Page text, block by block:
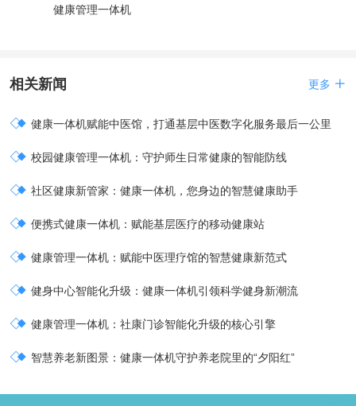
健康管理一体机
相关新闻 更多 
 健康一体机赋能中医馆，打通基层中医数字化服务最后一公里
 校园健康管理一体机：守护师生日常健康的智能防线
 社区健康新管家：健康一体机，您身边的智慧健康助手
 便携式健康一体机：赋能基层医疗的移动健康站
 健康管理一体机：赋能中医理疗馆的智慧健康新范式
 健身中心智能化升级：健康一体机引领科学健身新潮流
 健康管理一体机：社康门诊智能化升级的核心引擎
 智慧养老新图景：健康一体机守护养老院里的“夕阳红”